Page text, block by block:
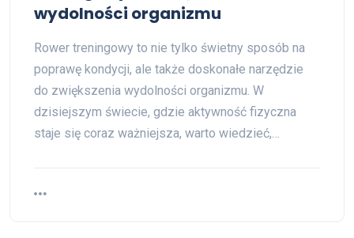
wydolności organizmu
Rower treningowy to nie tylko świetny sposób na
poprawę kondycji, ale także doskonałe narzędzie
do zwiększenia wydolności organizmu. W
dzisiejszym świecie, gdzie aktywność fizyczna
staje się coraz ważniejsza, warto wiedzieć,…